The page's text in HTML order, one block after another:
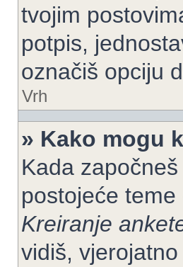
tvojim
potpis,
označiš opciju
Vrh
» Kako mogu
Kada
postojeće
Kreiranje
vidiš,